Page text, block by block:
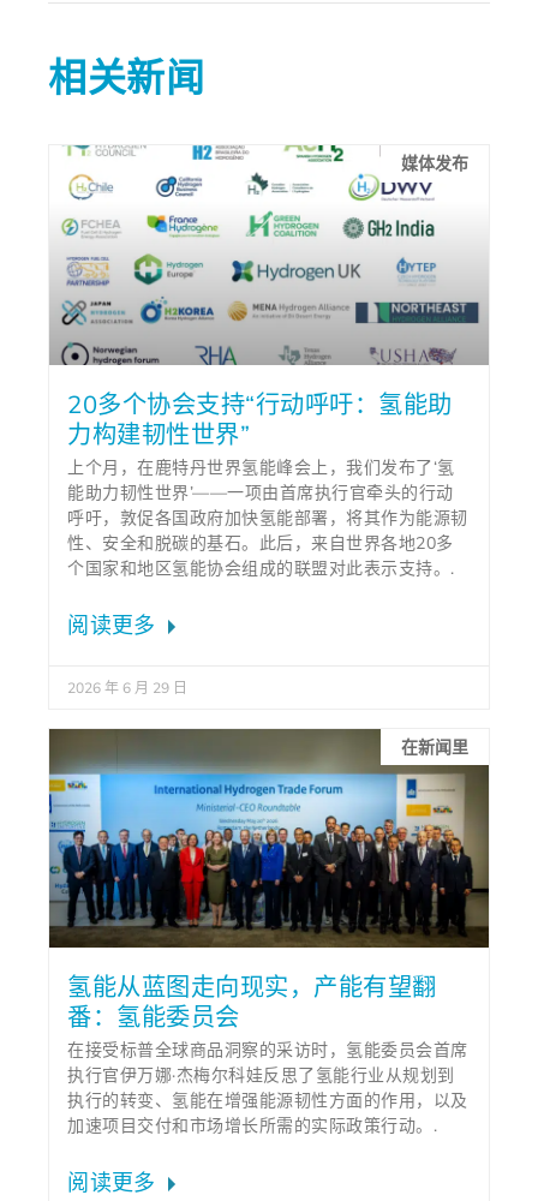
相关新闻
媒体发布
20多个协会支持“行动呼吁：氢能助
力构建韧性世界”
上个月，在鹿特丹世界氢能峰会上，我们发布了‘氢
能助力韧性世界’——一项由首席执行官牵头的行动
呼吁，敦促各国政府加快氢能部署，将其作为能源韧
性、安全和脱碳的基石。此后，来自世界各地20多
个国家和地区氢能协会组成的联盟对此表示支持。.
阅读更多
2026 年 6 月 29 日
在新闻里
氢能从蓝图走向现实，产能有望翻
番：氢能委员会
在接受标普全球商品洞察的采访时，氢能委员会首席
执行官伊万娜·杰梅尔科娃反思了氢能行业从规划到
执行的转变、氢能在增强能源韧性方面的作用，以及
加速项目交付和市场增长所需的实际政策行动。.
阅读更多